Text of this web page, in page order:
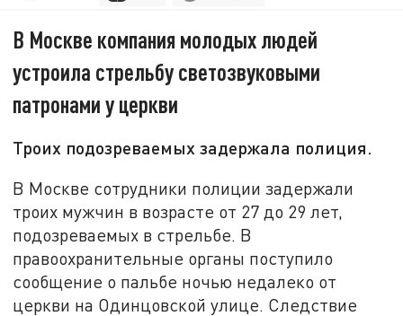
В Москве компания молодых людей
устроила стрельбу светозвуковыми
патронами у церкви
Троих подозреваемых задержала полиция.
В Москве сотрудники полиции задержали
троих мужчин в возрасте от 27 до 29 лет,
подозреваемых в стрельбе. В
правоохранительные органы поступило
сообщение о пальбе ночью недалеко от
церкви на Одинцовской улице. Следствие